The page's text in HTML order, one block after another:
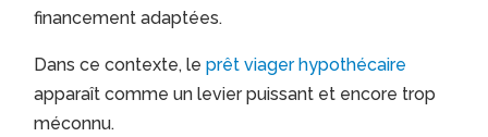
financement adaptées.
Dans ce contexte, leprêt viager hypothécaire
apparaît comme un levier puissant et encore trop
méconnu.